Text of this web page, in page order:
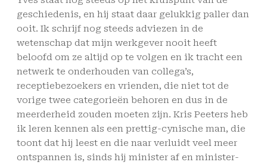
geschiedenis, en hij staat daar gelukkig paller dan
ooit. Ik schrijf nog steeds adviezen in de
wetenschap dat mijn werkgever nooit heeft
beloofd om ze altijd op te volgen en ik tracht een
netwerk te onderhouden van collega’s,
receptiebezoekers en vrienden, die niet tot de
vorige twee categorieën behoren en dus in de
meerderheid zouden moeten zijn. Kris Peeters heb
ik leren kennen als een prettig-cynische man, die
toont dat hij leest en die naar verluidt veel meer
ontspannen is, sinds hij minister af en minister-